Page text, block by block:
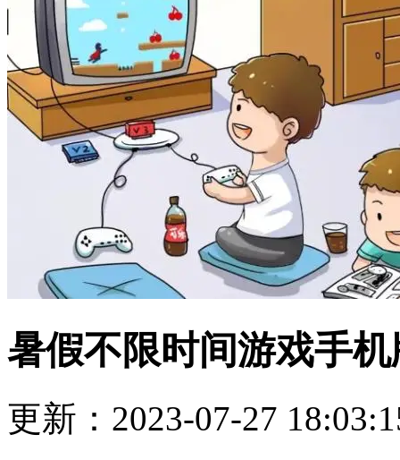
暑假不限时间游戏手机
更新：2023-07-27